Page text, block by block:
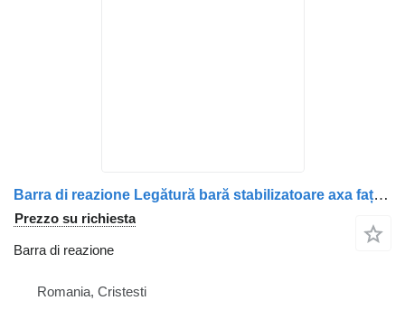
Barra di reazione Legătură bară stabilizatoare axa față 5934 169 1485608 per camion Scania 5934-169
Prezzo su richiesta
Barra di reazione
Romania, Cristesti